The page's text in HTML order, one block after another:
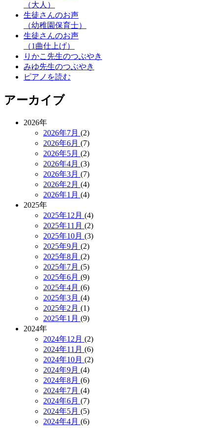
（大人）
生徒さんのお声
（幼稚園保育士）
生徒さんのお声
（1曲仕上げ）
りかこ先生のつぶやき
みゆ先生のつぶやき
ピアノを読む
アーカイブ
2026年
2026年7月 (2)
2026年6月 (7)
2026年5月 (2)
2026年4月 (3)
2026年3月 (7)
2026年2月 (4)
2026年1月 (4)
2025年
2025年12月 (4)
2025年11月 (2)
2025年10月 (3)
2025年9月 (2)
2025年8月 (2)
2025年7月 (5)
2025年6月 (9)
2025年4月 (6)
2025年3月 (4)
2025年2月 (1)
2025年1月 (9)
2024年
2024年12月 (2)
2024年11月 (6)
2024年10月 (2)
2024年9月 (4)
2024年8月 (6)
2024年7月 (4)
2024年6月 (7)
2024年5月 (5)
2024年4月 (6)